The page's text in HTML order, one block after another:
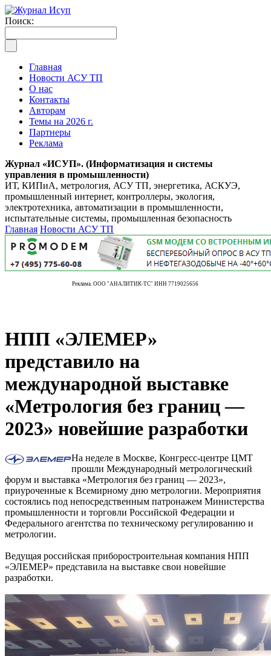
Поиск:
Главная
Новости АСУ ТП
О нас
Контакты
Авторам
Темы на 2026 г.
Партнеры
Реклама
Журнал «ИСУП». (Информатизация и системы
управления в промышленности)
ИТ, КИПиА, метрология, АСУ ТП, энергетика, АСКУЭ,
промышленный интернет, контроллеры, экология,
электротехника, автоматизации в промышленности,
испытательные системы, промышленная безопасность
Главная Новости АСУ ТП
Реклама. ООО "АНАЛИТИК-ТС" ИНН 7719025656
НПП «ЭЛЕМЕР»
представило на
международной выставке
«Метрология без границ —
2023» новейшие разработки
На неделе в Москве, Конгресс-центре ЦМТ
прошли Международный метрологический
форум и выставка «Метрология без границ — 2023»,
приуроченные к Всемирному дню метрологии. Мероприятия
состоялись под непосредственным патронажем Министерства
промышленности и торговли Российской Федерации и
Федерального агентства по техническому регулированию и
метрологии.
Ведущая российская приборостроительная компания НПП
«ЭЛЕМЕР» представила на выставке свои новейшие
разработки.